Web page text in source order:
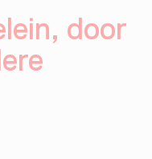
door